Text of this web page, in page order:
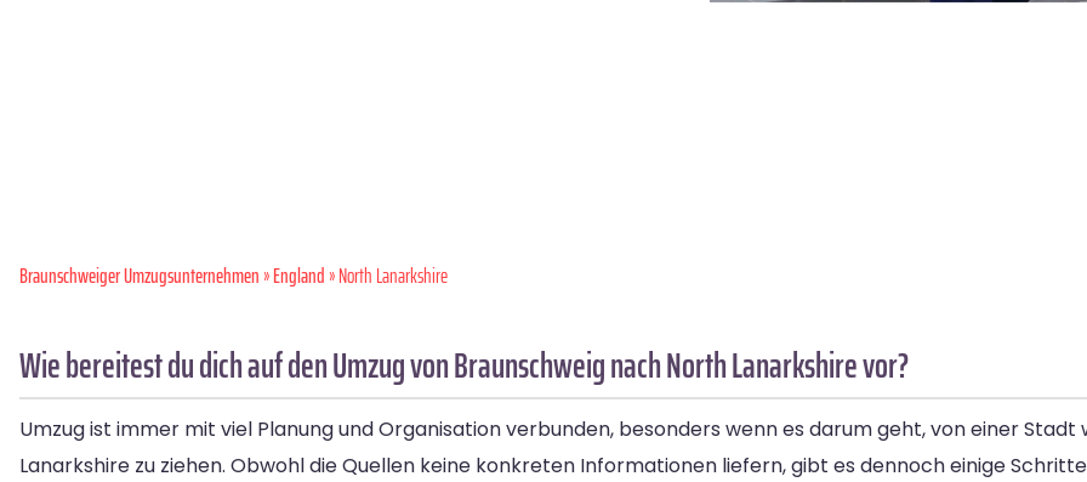
Braunschweiger Umzugsunternehmen»England» North Lanarkshire
Wie bereitest du dich auf den Umzug von Braunschweig nach North Lanarkshire vor?
Umzug ist immer mit viel Planung und Organisation verbunden, besonders wenn es darum geht, von einer
Lanarkshire zu ziehen. Obwohl die Quellen keine konkreten Informationen liefern, gibt es dennoch einige